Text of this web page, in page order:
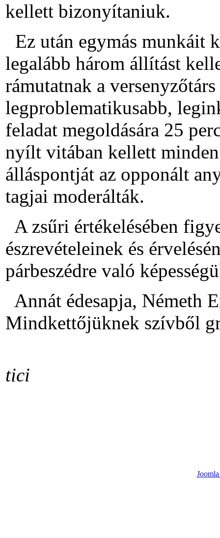
kellett bizonyítaniuk.
Ez után egymás munkáit
legalább három állítást
rámutatnak a
legproblematikusabb,
feladat megoldására 25
nyílt vitában kellett minden
álláspontját az opponált
tagjai moderálták.
A zsűri értékelésében
észrevételeinek és
párbeszédre való
Annát édesapja, Németh
Mindkettőjüknek szívből
tici